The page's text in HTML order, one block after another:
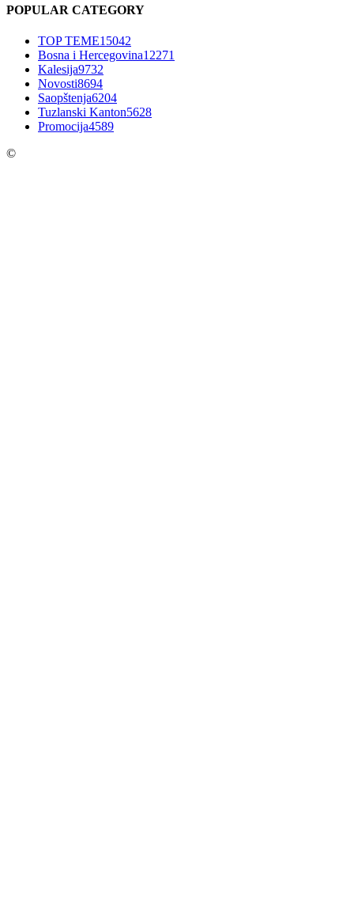
POPULAR CATEGORY
TOP TEME15042
Bosna i Hercegovina12271
Kalesija9732
Novosti8694
Saopštenja6204
Tuzlanski Kanton5628
Promocija4589
©